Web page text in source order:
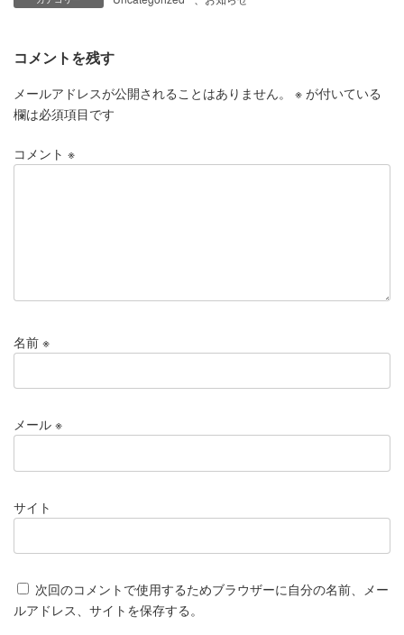
コメントを残す
メールアドレスが公開されることはありません。 ※ が付いている
欄は必須項目です
コメント ※
名前 ※
メール ※
サイト
次回のコメントで使用するためブラウザーに自分の名前、メー
ルアドレス、サイトを保存する。